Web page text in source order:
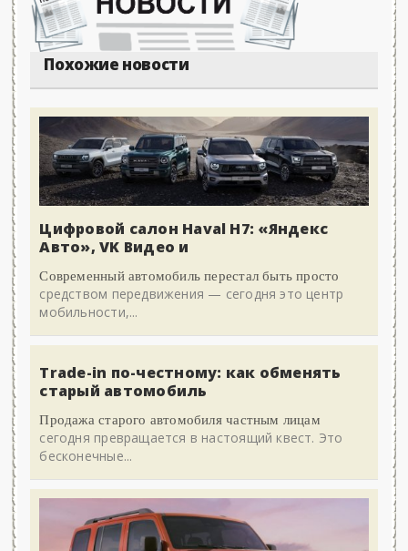
Похожие новости
Цифровой салон Haval H7: «Яндекс
Авто», VK Видео и
Современный автомобиль перестал быть просто
средством передвижения — сегодня это центр
мобильности,...
Trade-in по-честному: как обменять
старый автомобиль
Продажа старого автомобиля частным лицам
сегодня превращается в настоящий квест. Это
бесконечные...